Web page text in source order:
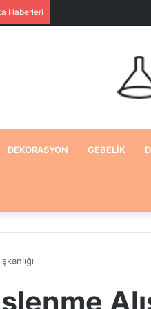
Haberleri
DEKORASYON GEBELIK